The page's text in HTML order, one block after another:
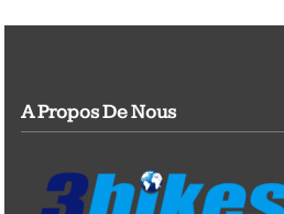
A Propos De Nous